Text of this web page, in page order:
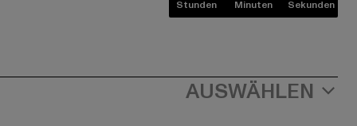
Stunden Minuten Sekunden
AUSWÄHLEN